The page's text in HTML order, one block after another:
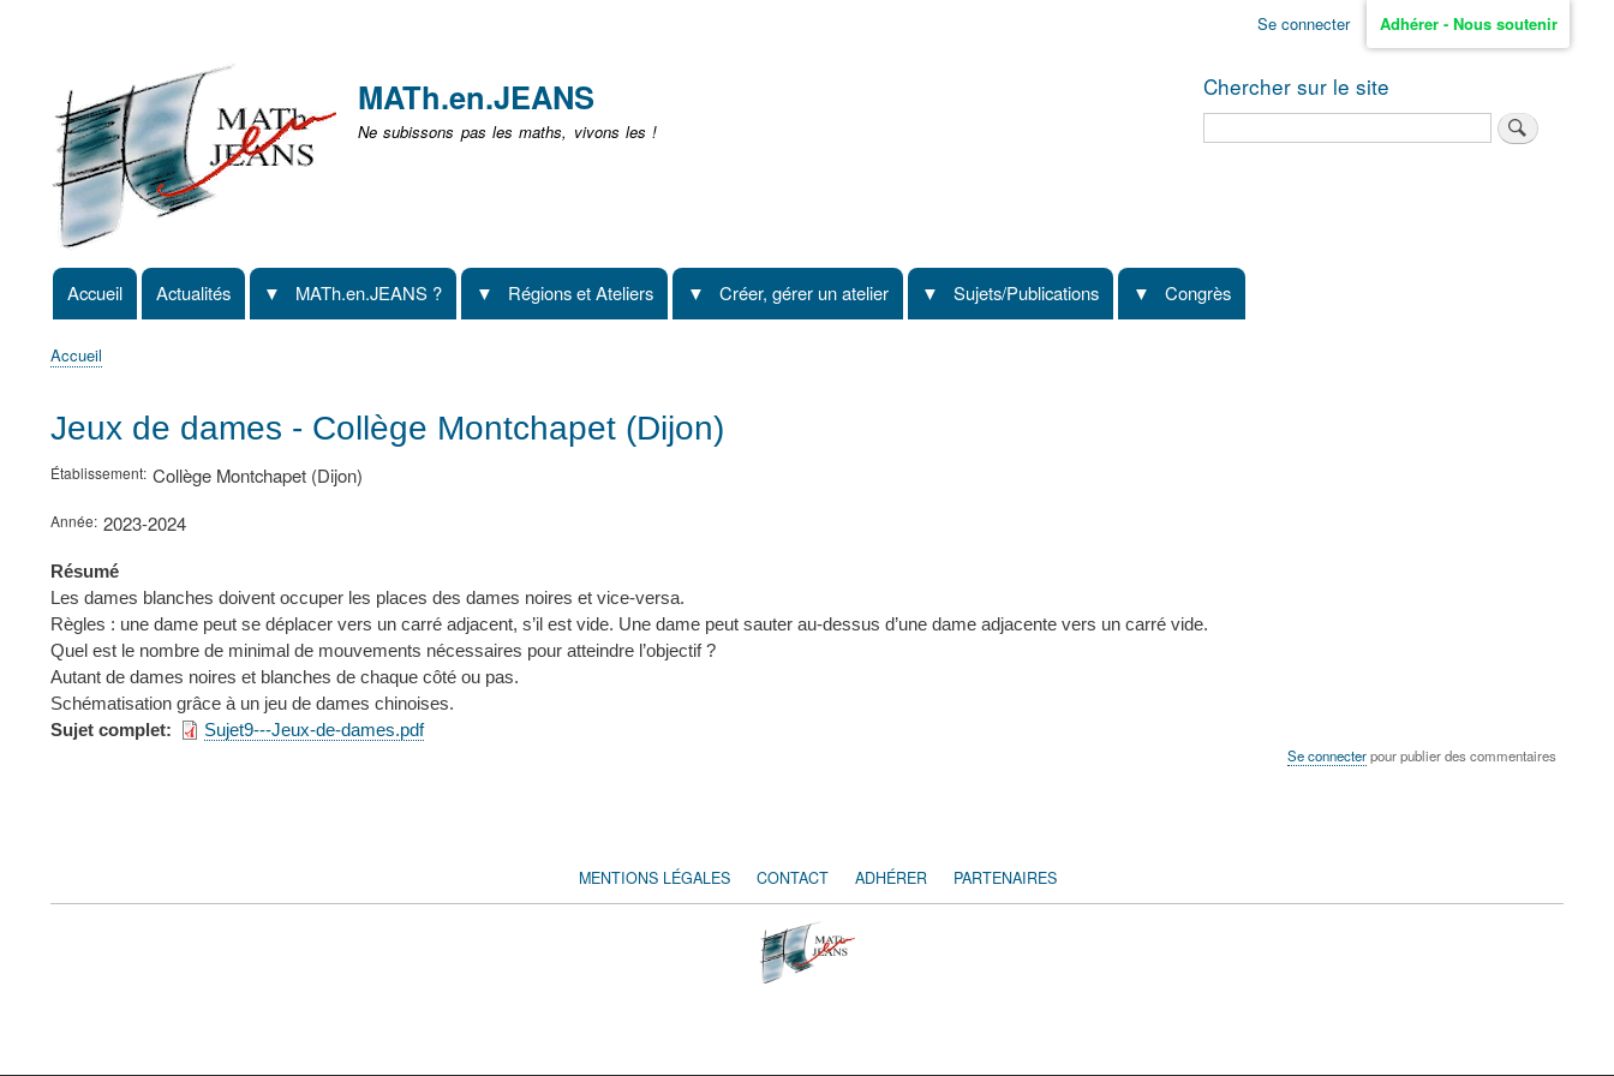
non
identifié
Se connecter Adhérer - Nous soutenir
MATh.en.JEANS
Ne subissons pas les maths, vivons les !
Chercher sur le site
Navigation
principale
Accueil Actualités MATh.en.JEANS ? Régions et Ateliers Créer, gérer un atelier Sujets/Publications Congrès
d'Ariane
Accueil
Jeux de dames - Collège Montchapet (Dijon)
Établissement Collège Montchapet (Dijon)
Année 2023-2024
Résumé
Les dames blanches doivent occuper les places des dames noires et vice-versa.
Règles : une dame peut se déplacer vers un carré adjacent, s’il est vide. Une dame peut sauter au-dessus d’une dame adjacente vers un carré vide.
Quel est le nombre de minimal de mouvements nécessaires pour atteindre l’objectif ?
Autant de dames noires et blanches de chaque côté ou pas.
Schématisation grâce à un jeu de dames chinoises.
Sujet complet
Sujet9---Jeux-de-dames.pdf
Se connecterpour publier des commentaires
FOOTER
MENTIONS LÉGALES CONTACT ADHÉRER PARTENAIRES